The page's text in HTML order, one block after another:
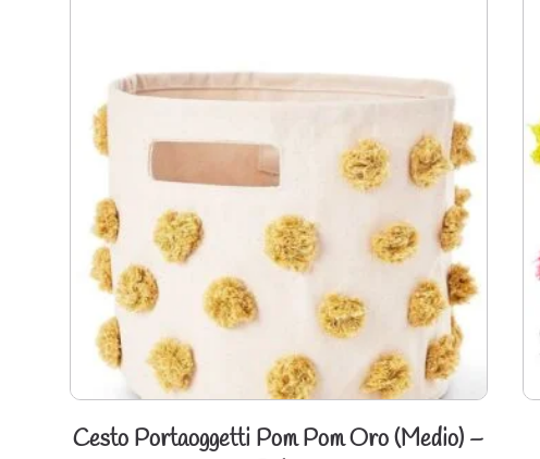
Cesto Portaoggetti Pom Pom Oro (Medio) –